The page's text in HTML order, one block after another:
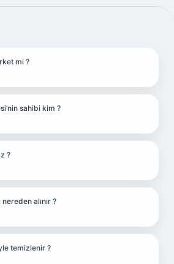
mi ?
sahibi kim ?
?
alınır ?
temizlenir ?